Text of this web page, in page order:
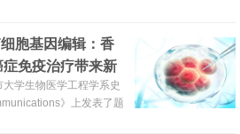
金控、科金控股及现有
线扩展以及核心技术创
上璀璨的明珠。瑞风生物
创新药领军企业。公司成
胞基因编辑：香
免疫治疗带来新
学生物医学工程学系史
》上发表了题
lymph nodes for